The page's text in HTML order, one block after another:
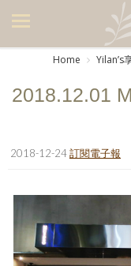
美食集
書房集
Home Yilanʼs
2018.12.01
2018-12-24訂閱電子報